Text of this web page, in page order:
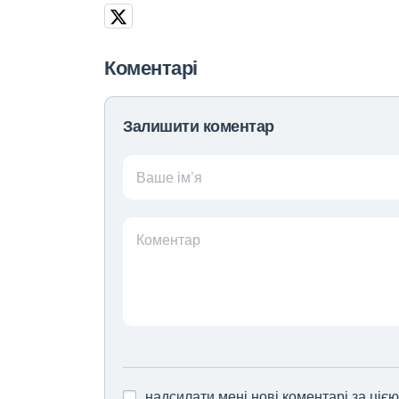
Коментарі
Залишити коментар
Ваше ім’я
Коментар